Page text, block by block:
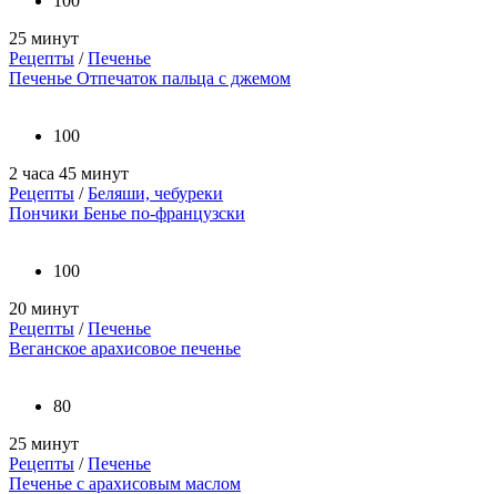
25 минут
Рецепты /Печенье
Печенье Отпечаток пальца с джемом
100
2 часа 45 минут
Рецепты /Беляши, чебуреки
Пончики Бенье по-французски
100
20 минут
Рецепты /Печенье
Веганское арахисовое печенье
80
25 минут
Рецепты /Печенье
Печенье с арахисовым маслом